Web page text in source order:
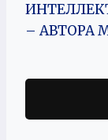
– АВТОРА